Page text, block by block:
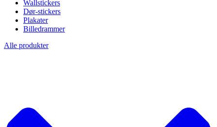
Wallstickers
Dør-stickers
Plakater
Billedrammer
Alle produkter